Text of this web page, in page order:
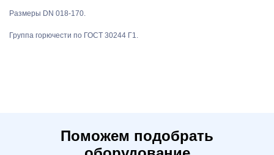
Размеры DN 018-170.
Группа горючести по ГОСТ 30244 Г1.
Поможем подобрать